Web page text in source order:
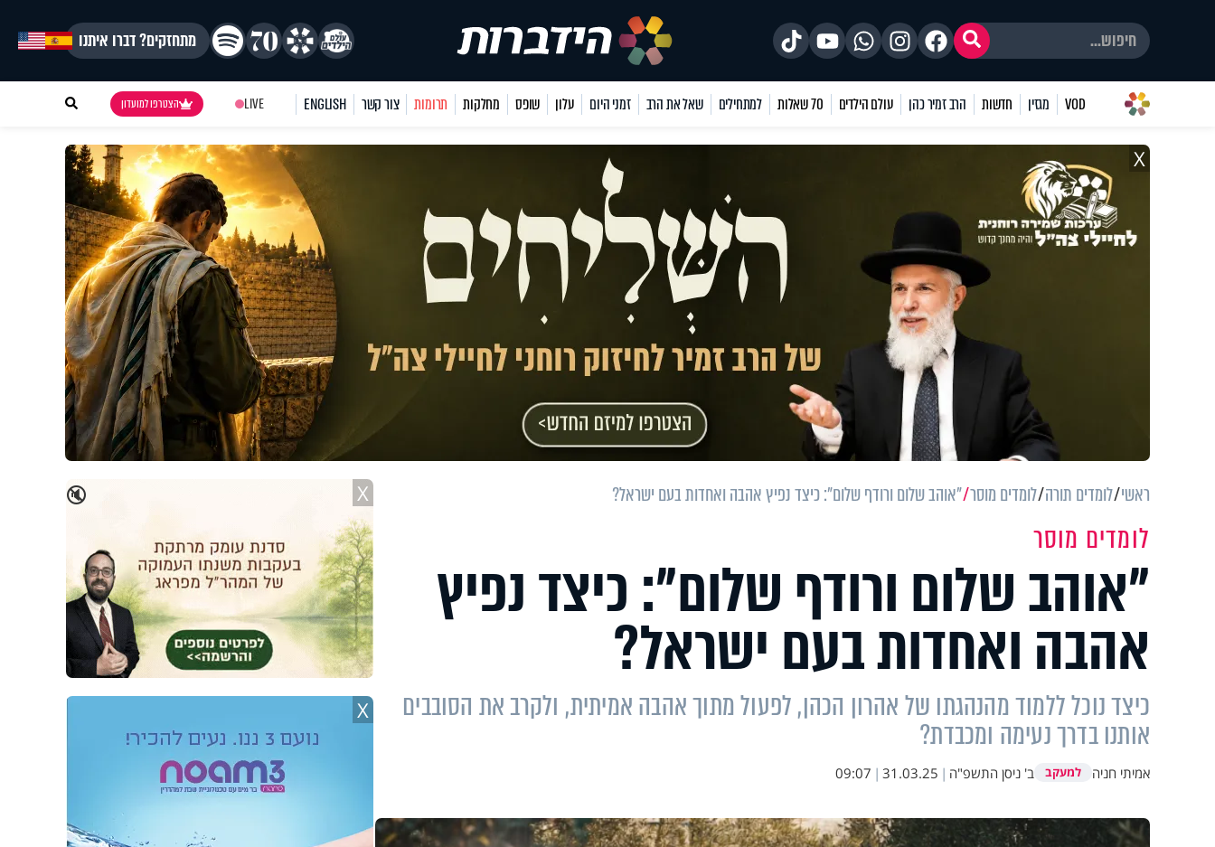
מתחזקים? דברו איתנו
VOD מגזין חדשות הרב זמיר כהן עולם הילדים 70 שאלות למתחילים שאל את הרב זמני היום עלון שופס מחלקות תרומות צור קשר ENGLISH
LIVE הצטרפו למועדון
X
ראשי לומדים תורה לומדים מוסר "אוהב שלום ורודף שלום": כיצד נפיץ אהבה ואחדות בעם ישראל?
לומדים מוסר
"אוהב שלום ורודף שלום": כיצד נפיץ
אהבה ואחדות בעם ישראל?
כיצד נוכל ללמוד מהנהגתו של אהרון הכהן, לפעול מתוך אהבה אמיתית, ולקרב את הסובבים
אותנו בדרך נעימה ומכבדת?
אמיתי חניה למעקב ב' ניסן התשפ"ה |
31.03.25
|
09:07
🔇 X
X